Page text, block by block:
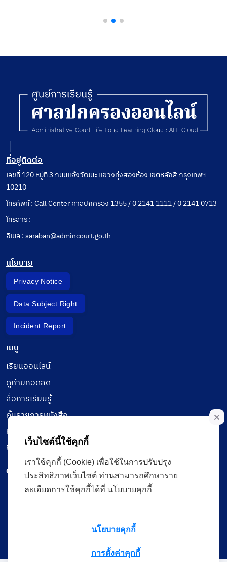
ที่อยู่ติดต่อ
เลขที่ 120 หมู่ที่ 3 ถนนแจ้งวัฒนะ แขวงทุ่งสองห้อง เขตหลักสี่ กรุงเทพฯ
10210
โทรศัพท์ : Call Center ศาลปกครอง 1355 / 0 2141 1111 / 0 2141 0713
โทรสาร :
อีเมล : saraban@admincourt.go.th
นโยบาย
Privacy Notice
Data Subject Right
Incident Report
เมนู
เรียนออนไลน์
ดูถ่ายทอดสด
สื่อการเรียนรู้
ค้นรายการหนังสือ
หนังสืออิเล็กทรอนิกส์
ข้อมูลผู้ใช้งาน
ดาวน์โหลดใช้งานบนแอปพลิเคชัน
แบบสอบถามความพึงพอใจ
เว็บไซต์นี้ใช้คุกกี้
เราใช้คุกกี้ (Cookie) เพื่อใช้ในการปรับปรุง
ประสิทธิภาพเว็บไซต์ ท่านสามารถศึกษาราย
ละเอียดการใช้คุกกี้ได้ที่ นโยบายคุกกี้
นโยบายคุกกี้
การตั้งค่าคุกกี้